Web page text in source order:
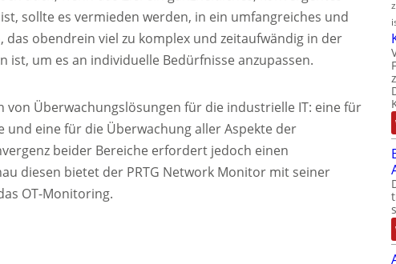
sollte es vermieden werden, in ein umfangreiches und
das obendrein viel zu komplex und zeitaufwändig in der
ist, um es an individuelle Bedürfnisse anzupassen.
von Überwachungslösungen für die industrielle IT: eine für
und eine für die Überwachung aller Aspekte der
beider Bereiche erfordert jedoch einen
diesen bietet der PRTG Network Monitor mit seiner
OT-Monitoring.